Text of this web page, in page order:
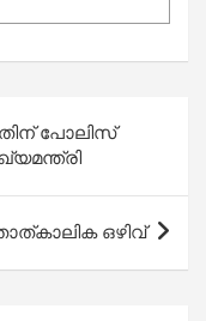
പോലിസ്
ഒഴിവ്